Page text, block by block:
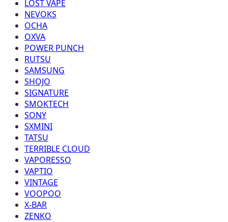
LOST VAPE
NEVOKS
OCHA
OXVA
POWER PUNCH
RUTSU
SAMSUNG
SHOJO
SIGNATURE
SMOKTECH
SONY
SXMINI
TATSU
TERRIBLE CLOUD
VAPORESSO
VAPTIO
VINTAGE
VOOPOO
X-BAR
ZENKO